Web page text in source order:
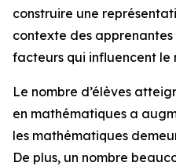
construire une
contexte des
facteurs qui influencent le
Le nombre d’élèves
en mathématiques a
les mathématiques
De plus, un nombre